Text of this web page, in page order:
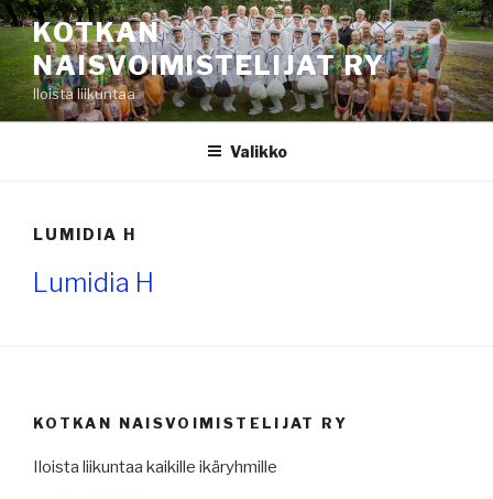
Siirry
sisältöönKOTKAN
NAISVOIMISTELIJAT RY
Iloista liikuntaa
Valikko
LUMIDIA H
Lumidia H
KOTKAN NAISVOIMISTELIJAT RY
Iloista liikuntaa kaikille ikäryhmille